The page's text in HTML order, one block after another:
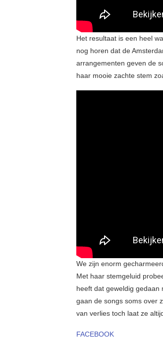
Het resultaat is een heel
nog horen dat de
arrangementen geven de
haar mooie zachte stem
We zijn enorm
Met haar stemgeluid
heeft dat geweldig gedaan
gaan de songs soms over
van verlies toch laat ze
FACEBOOK